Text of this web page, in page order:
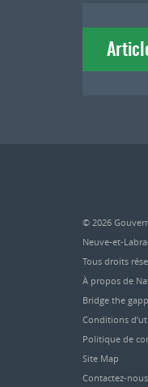
de
© 2026
Neuve-et-
Tous droits
À propos de
Bridge the
Conditions
Politique de
Site Map
Contactez-nous